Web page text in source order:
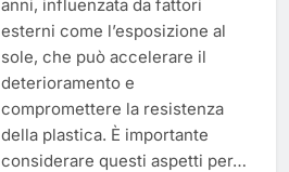
anni, influenzata da fattori
esterni come l’esposizione al
sole, che può accelerare il
deterioramento e
compromettere la resistenza
della plastica. È importante
considerare questi aspetti per…